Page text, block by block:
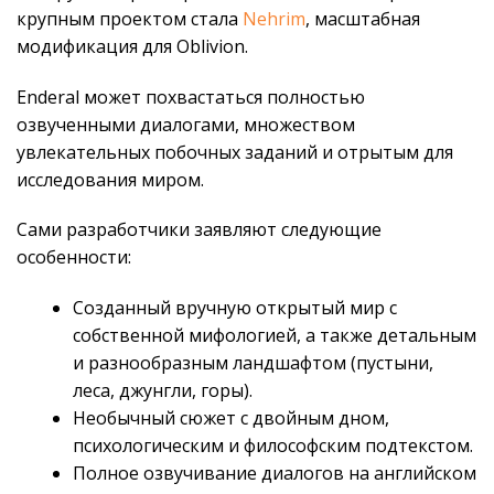
крупным проектом стала Nehrim, масштабная
модификация для Oblivion.
Enderal может похвастаться полностью
озвученными диалогами, множеством
увлекательных побочных заданий и отрытым для
исследования миром.
Сами разработчики заявляют следующие
особенности:
Созданный вручную открытый мир с
собственной мифологией, а также детальным
и разнообразным ландшафтом (пустыни,
леса, джунгли, горы).
Необычный сюжет с двойным дном,
психологическим и философским подтекстом.
Полное озвучивание диалогов на английском